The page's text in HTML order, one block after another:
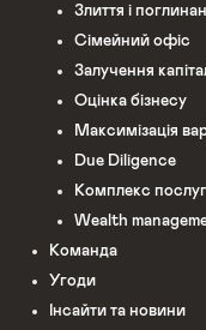
Злиття і
Сімейний офіс
Залучення
Оцінка бізнесу
Максимізація
Due Diligence
Комплекс
Wealth
Команда
Угоди
Інсайти та новини